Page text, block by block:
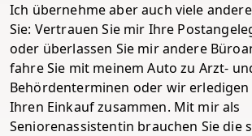
Ich übernehme aber auch viele
Sie: Vertrauen Sie mir Ihre
oder überlassen Sie mir andere
fahre Sie mit meinem Auto zu Arzt-
Behördenterminen oder wir
Ihren Einkauf zusammen. Mit mir als
Seniorenassistentin brauchen Sie die